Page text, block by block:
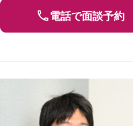
電話で面談予約